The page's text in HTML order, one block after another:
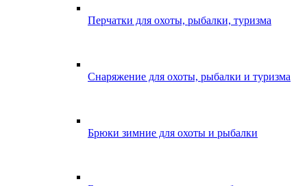
Перчатки для охоты, рыбалки, туризма
Снаряжение для охоты, рыбалки и туризма
Брюки зимние для охоты и рыбалки